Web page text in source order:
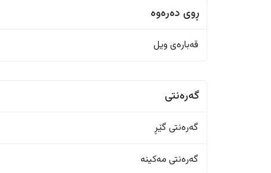
ڕوی دەرەوە
قەبارەی ویل
گەرەنتی
گەرەنتی گێڕ
گەرەنتی مەکینە